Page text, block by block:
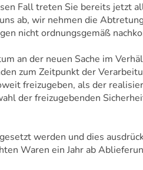
Fall treten Sie bereits jetzt
ab, wir nehmen die
nicht ordnungsgemäß
an der neuen Sache im
zum Zeitpunkt der
freizugeben, als der
der freizugebenden
werden und dies
Waren ein Jahr ab